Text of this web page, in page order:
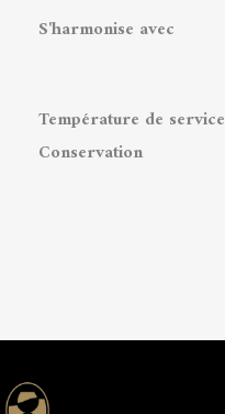
S'harmonise avec
Température de service
Conservation